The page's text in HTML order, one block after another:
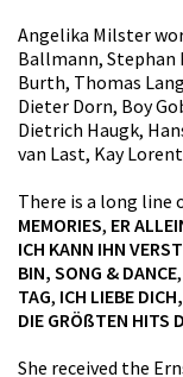
Angelika Milster
Ballmann,
Burth, Thomas
Dieter Dorn, Boy
Dietrich Haugk,
van Last, Kay
There is a long line
MEMORIES, ER
ICH KANN IHN
BIN, SONG & DANCE,
TAG, ICH LIEBE
DIE GRÖßTEN HITS
She received the